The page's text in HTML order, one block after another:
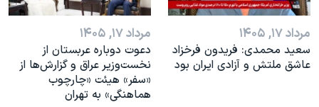
مرداد ۱۷, ۱۴۰۵
سعید محمدی: فریدون فرخزاد
عاشق ملتش و آزادی ایران بود
مرداد ۱۷, ۱۴۰۵
دعوت دوباره عربستان از
نخست‌وزیر عراق و گزارش‌ها از
«سفر» هیئت «چارچوب
هماهنگی» به تهران